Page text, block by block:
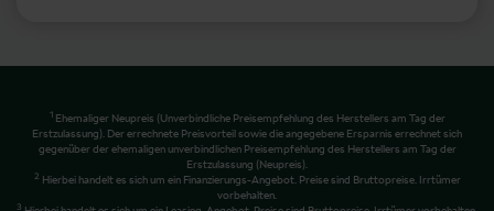
1 Ehemaliger Neupreis (Unverbindliche Preisempfehlung des Herstellers am Tag der
Erstzulassung). Der errechnete Preisvorteil sowie die angegebene Ersparnis errechnet sich
gegenüber der ehemaligen unverbindlichen Preisempfehlung des Herstellers am Tag der
Erstzulassung (Neupreis).
2 Hierbei handelt es sich um ein Finanzierungs-Angebot. Preise sind Bruttopreise. Irrtümer
vorbehalten.
3